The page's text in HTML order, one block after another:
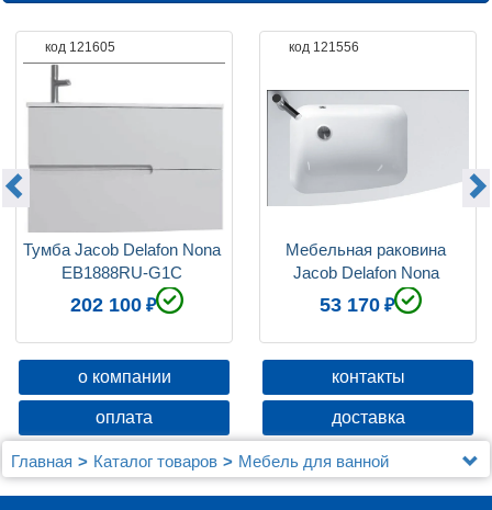
код 121605
Тумба Jacob Delafon Nona
EB1888RU-G1C
глянцевый белый
202 100
код 121556
Мебельная раковина
Jacob Delafon Nona
EB1880RU-00 80 см L
53 170
о компании контакты
оплата доставка
Главная Каталог товаров
Мебель для ванной
Jacob Delafon